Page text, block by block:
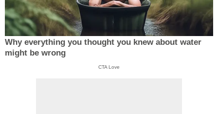
Why everything you thought you knew about water
might be wrong
CTA Love